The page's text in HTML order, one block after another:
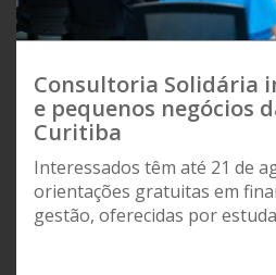
Consultoria Solidária
e pequenos negócios
Curitiba
Interessados têm até 21 de
orientações gratuitas em
gestão, oferecidas por